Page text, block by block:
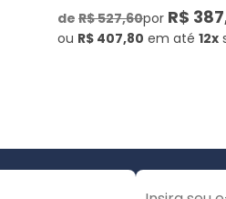
de R$ 527,60por R$
ou R$ 407,80 em até 12x